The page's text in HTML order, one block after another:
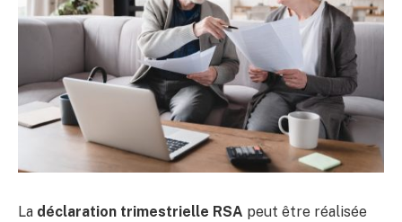
La déclaration trimestrielle RSA peut être réalisée